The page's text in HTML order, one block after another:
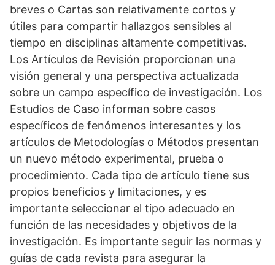
breves o Cartas son relativamente cortos y
útiles para compartir hallazgos sensibles al
tiempo en disciplinas altamente competitivas.
Los Artículos de Revisión proporcionan una
visión general y una perspectiva actualizada
sobre un campo específico de investigación. Los
Estudios de Caso informan sobre casos
específicos de fenómenos interesantes y los
artículos de Metodologías o Métodos presentan
un nuevo método experimental, prueba o
procedimiento. Cada tipo de artículo tiene sus
propios beneficios y limitaciones, y es
importante seleccionar el tipo adecuado en
función de las necesidades y objetivos de la
investigación. Es importante seguir las normas y
guías de cada revista para asegurar la